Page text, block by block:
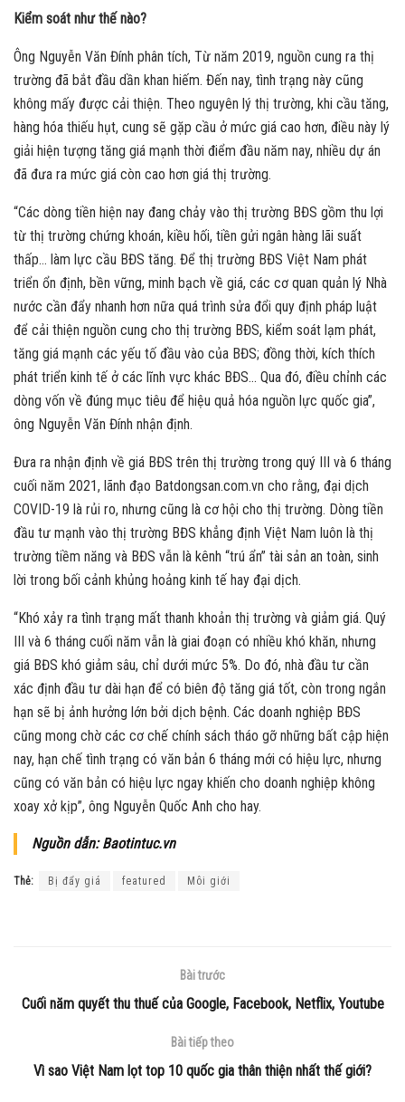
Kiểm soát như thế nào?
Ông Nguyễn Văn Đính phân tích, Từ năm 2019, nguồn cung ra thị
trường đã bắt đầu dần khan hiếm. Đến nay, tình trạng này cũng
không mấy được cải thiện. Theo nguyên lý thị trường, khi cầu tăng,
hàng hóa thiếu hụt, cung sẽ gặp cầu ở mức giá cao hơn, điều này lý
giải hiện tượng tăng giá mạnh thời điểm đầu năm nay, nhiều dự án
đã đưa ra mức giá còn cao hơn giá thị trường.
“Các dòng tiền hiện nay đang chảy vào thị trường BĐS gồm thu lợi
từ thị trường chứng khoán, kiều hối, tiền gửi ngân hàng lãi suất
thấp… làm lực cầu BĐS tăng. Để thị trường BĐS Việt Nam phát
triển ổn định, bền vững, minh bạch về giá, các cơ quan quản lý Nhà
nước cần đẩy nhanh hơn nữa quá trình sửa đổi quy định pháp luật
để cải thiện nguồn cung cho thị trường BĐS, kiểm soát lạm phát,
tăng giá mạnh các yếu tố đầu vào của BĐS; đồng thời, kích thích
phát triển kinh tế ở các lĩnh vực khác BĐS… Qua đó, điều chỉnh các
dòng vốn về đúng mục tiêu để hiệu quả hóa nguồn lực quốc gia”,
ông Nguyễn Văn Đính nhận định.
Đưa ra nhận định về giá BĐS trên thị trường trong quý III và 6 tháng
cuối năm 2021, lãnh đạo Batdongsan.com.vn cho rằng, đại dịch
COVID-19 là rủi ro, nhưng cũng là cơ hội cho thị trường. Dòng tiền
đầu tư mạnh vào thị trường BĐS khẳng định Việt Nam luôn là thị
trường tiềm năng và BĐS vẫn là kênh “trú ẩn” tài sản an toàn, sinh
lời trong bối cảnh khủng hoảng kinh tế hay đại dịch.
“Khó xảy ra tình trạng mất thanh khoản thị trường và giảm giá. Quý
III và 6 tháng cuối năm vẫn là giai đoạn có nhiều khó khăn, nhưng
giá BĐS khó giảm sâu, chỉ dưới mức 5%. Do đó, nhà đầu tư cần
xác định đầu tư dài hạn để có biên độ tăng giá tốt, còn trong ngắn
hạn sẽ bị ảnh hưởng lớn bởi dịch bệnh. Các doanh nghiệp BĐS
cũng mong chờ các cơ chế chính sách tháo gỡ những bất cập hiện
nay, hạn chế tình trạng có văn bản 6 tháng mới có hiệu lực, nhưng
cũng có văn bản có hiệu lực ngay khiến cho doanh nghiệp không
xoay xở kịp”, ông Nguyễn Quốc Anh cho hay.
Nguồn dẫn: Baotintuc.vn
Thẻ: Bị đẩy giá featured Môi giới
Bài trước
Cuối năm quyết thu thuế của Google, Facebook, Netflix, Youtube
Bài tiếp theo
Vì sao Việt Nam lọt top 10 quốc gia thân thiện nhất thế giới?